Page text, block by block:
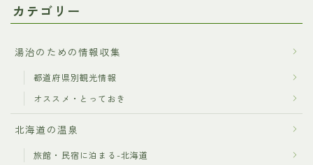
カテゴリー
湯治のための情報収集
都道府県別観光情報
オススメ・とっておき
北海道の温泉
旅館・民宿に泊まる-北海道